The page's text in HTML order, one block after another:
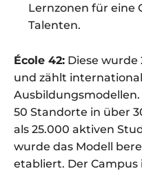
Lernzonen für eine
Talenten.
École 42: Diese wurde
und zählt
50 Standorte in über
als 25.000 aktiven
wurde das Modell
etabliert. Der Campus